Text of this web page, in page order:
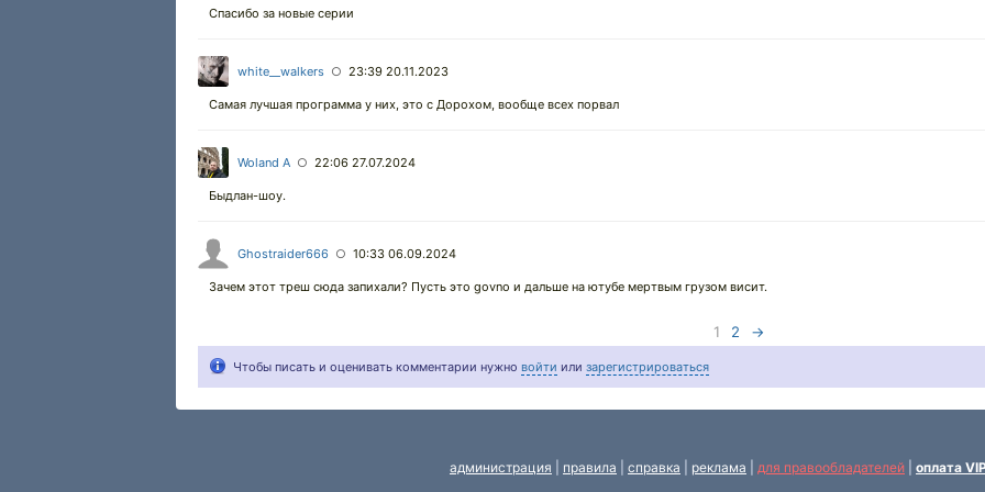
Спасибо за новые серии
white__walkers ○ 23:39 20.11.2023
Самая лучшая программа у них, это с Дорохом, вообще всех порвал
Woland A ○ 22:06 27.07.2024
Быдлан-шоу.
Ghostraider666 ○ 10:33 06.09.2024
Зачем этот треш сюда запихали? Пусть это govno и дальше на ютубе мертвым грузом висит.
1 2 →
Чтобы писать и оценивать комментарии нужно войти или зарегистрироваться
администрация правила справка реклама для правообладателей оплата